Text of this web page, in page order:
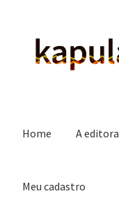
Pular
para
Pular
para
Home A editora
Meu cadastro